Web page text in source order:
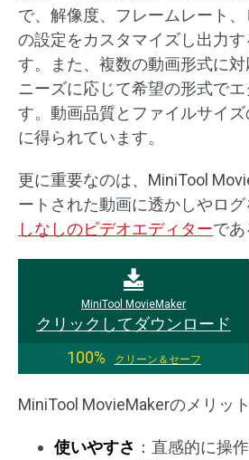
で、解像度、フレームレート
の設定をカスタマイズし出力す
す。また、複数の動画形式に対
ニーズに応じて希望の形式で
す。動画品質とファイルサイ
に得られています。
更に重要なのは、MiniTool
ートされた動画に透かしやログ
しなしのビデオエディターであ
MiniTool MovieMaker
クリックしてダウンロード
100%
クリーン＆セーフ
MiniTool MovieMakerのメリット
使いやすさ ：直感的に操